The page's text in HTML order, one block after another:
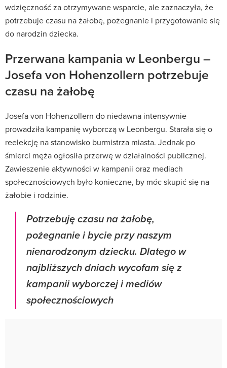
wdzięczność za otrzymywane wsparcie, ale zaznaczyła, że
potrzebuje czasu na żałobę, pożegnanie i przygotowanie się
do narodzin dziecka.
Przerwana kampania w Leonbergu –
Josefa von Hohenzollern potrzebuje
czasu na żałobę
Josefa von Hohenzollern do niedawna intensywnie
prowadziła kampanię wyborczą w Leonbergu. Starała się o
reelekcję na stanowisko burmistrza miasta. Jednak po
śmierci męża ogłosiła przerwę w działalności publicznej.
Zawieszenie aktywności w kampanii oraz mediach
społecznościowych było konieczne, by móc skupić się na
żałobie i rodzinie.
Potrzebuję czasu na żałobę,
pożegnanie i bycie przy naszym
nienarodzonym dziecku. Dlatego w
najbliższych dniach wycofam się z
kampanii wyborczej i mediów
społecznościowych